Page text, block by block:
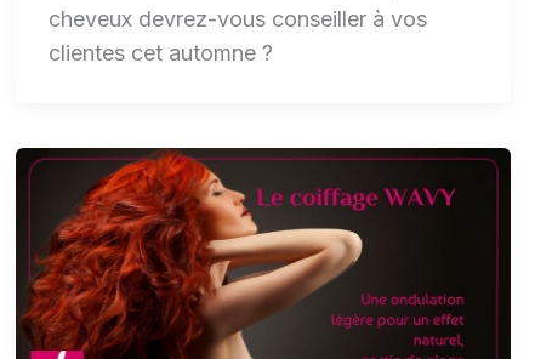
cheveux devrez-vous conseiller à vos
clientes cet automne ?